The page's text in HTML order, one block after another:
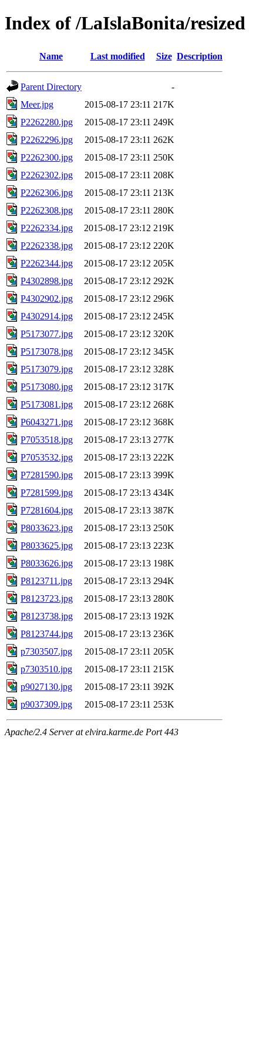
Index of /LaIslaBonita/resized
Name Last modified Size Description
Parent Directory
-
Meer.jpg
2015-08-17 23:11 217K
P2262280.jpg
2015-08-17 23:11 249K
P2262296.jpg
2015-08-17 23:11 262K
P2262300.jpg
2015-08-17 23:11 250K
P2262302.jpg
2015-08-17 23:11 208K
P2262306.jpg
2015-08-17 23:11 213K
P2262308.jpg
2015-08-17 23:11 280K
P2262334.jpg
2015-08-17 23:12 219K
P2262338.jpg
2015-08-17 23:12 220K
P2262344.jpg
2015-08-17 23:12 205K
P4302898.jpg
2015-08-17 23:12 292K
P4302902.jpg
2015-08-17 23:12 296K
P4302914.jpg
2015-08-17 23:12 245K
P5173077.jpg
2015-08-17 23:12 320K
P5173078.jpg
2015-08-17 23:12 345K
P5173079.jpg
2015-08-17 23:12 328K
P5173080.jpg
2015-08-17 23:12 317K
P5173081.jpg
2015-08-17 23:12 268K
P6043271.jpg
2015-08-17 23:12 368K
P7053518.jpg
2015-08-17 23:13 277K
P7053532.jpg
2015-08-17 23:13 222K
P7281590.jpg
2015-08-17 23:13 399K
P7281599.jpg
2015-08-17 23:13 434K
P7281604.jpg
2015-08-17 23:13 387K
P8033623.jpg
2015-08-17 23:13 250K
P8033625.jpg
2015-08-17 23:13 223K
P8033626.jpg
2015-08-17 23:13 198K
P8123711.jpg
2015-08-17 23:13 294K
P8123723.jpg
2015-08-17 23:13 280K
P8123738.jpg
2015-08-17 23:13 192K
P8123744.jpg
2015-08-17 23:13 236K
p7303507.jpg
2015-08-17 23:11 205K
p7303510.jpg
2015-08-17 23:11 215K
p9027130.jpg
2015-08-17 23:11 392K
p9037309.jpg
2015-08-17 23:11 253K
Apache/2.4 Server at elvira.karme.de Port 443